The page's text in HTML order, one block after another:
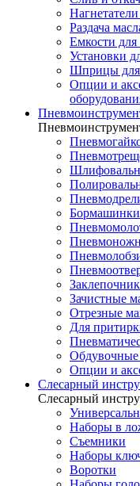
Раздача
Емкости для
Установки
Шприцы для
Опции и
Бормашинки
Зачистные
Отрезные
Для
Обдувочные
Опции и
Слесарный
Слесарный
Наборы в
Съемники
Наборы
Воротки